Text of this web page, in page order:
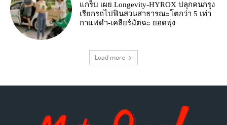
แกร็บ เผย Longevity-HYROX ปลุกคนกรุง
เรียกรถไปฟินสวนสาธารณะโตกว่า 5 เท่า
กาแฟดำ-เคลียร์มัตฉะ ยอดพุ่ง
Load more